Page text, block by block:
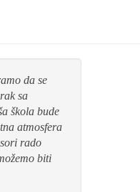
da se
sa
škola bude
atmosfera
rado
biti